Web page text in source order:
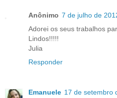
Anônimo 7 de julho de
Adorei os seus trabalhos
Lindos!!!!!
Julia
Responder
Emanuele 17 de setembro